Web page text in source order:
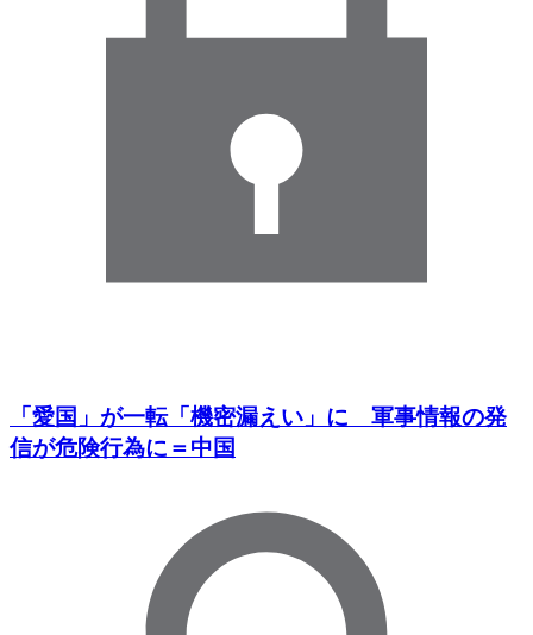
「愛国」が一転「機密漏えい」に 軍事情報の発
信が危険行為に＝中国